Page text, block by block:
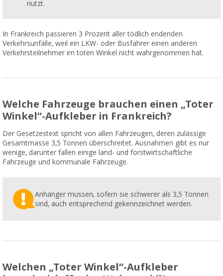
nutzt.
In Frankreich passieren 3 Prozent aller tödlich endenden
Verkehrsunfälle, weil ein LKW- oder Busfahrer einen anderen
Verkehrsteilnehmer im toten Winkel nicht wahrgenommen hat.
Welche Fahrzeuge brauchen einen „Toter
Winkel“-Aufkleber in Frankreich?
Der Gesetzestext spricht von allen Fahrzeugen, deren zulässige
Gesamtmasse 3,5 Tonnen überschreitet. Ausnahmen gibt es nur
wenige, darunter fallen einige land- und forstwirtschaftliche
Fahrzeuge und kommunale Fahrzeuge.
Anhänger müssen, sofern sie schwerer als 3,5 Tonnen
sind, auch entsprechend gekennzeichnet werden.
Welchen „Toter Winkel“-Aufkleber